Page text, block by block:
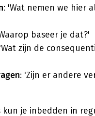
: 'Wat nemen we hier
baseer je dat?'
zijn de
: 'Zijn er andere
kun je inbedden in